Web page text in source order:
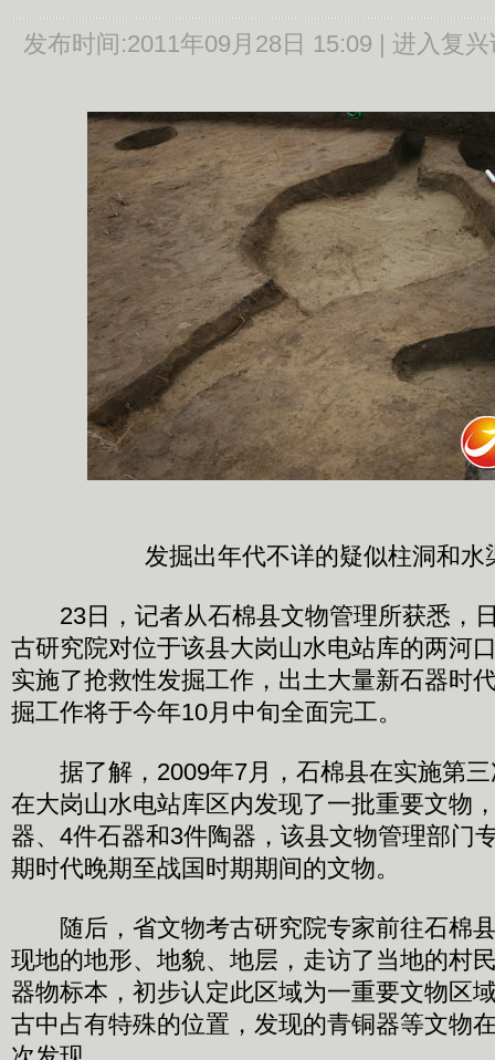
发布时间:2011年09月28日 15:09 | 进入复兴
发掘出年代不详的疑似柱洞和水
23日，记者从石棉县文物管理所获悉，
古研究院对位于该县大岗山水电站库的两河
实施了抢救性发掘工作，出土大量新石器时
掘工作将于今年10月中旬全面完工。
据了解，2009年7月，石棉县在实施第三
在大岗山水电站库区内发现了一批重要文物
器、4件石器和3件陶器，该县文物管理部门
期时代晚期至战国时期期间的文物。
随后，省文物考古研究院专家前往石棉
现地的地形、地貌、地层，走访了当地的村
器物标本，初步认定此区域为一重要文物区
古中占有特殊的位置，发现的青铜器等文物